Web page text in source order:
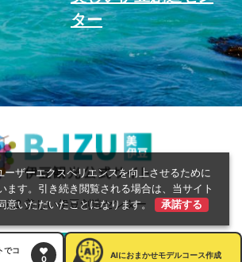
ーザーエクスペリエンスを向上させるために
ます。引き続き閲覧される場合は、当サイト
意いただいたことになります。
承諾する
でコ
0 AIにおまかせモデルコース作成
ター
美しい伊豆創造センター